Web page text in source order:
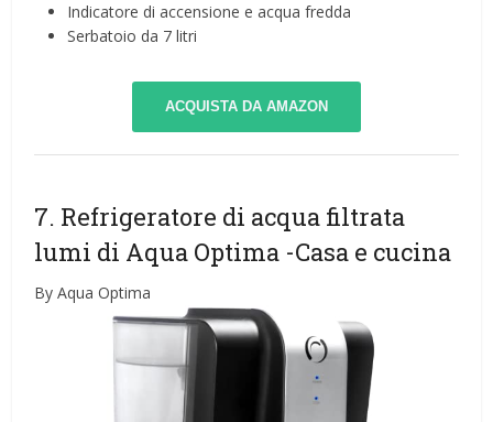
Indicatore di accensione e acqua fredda
Serbatoio da 7 litri
ACQUISTA DA AMAZON
7. Refrigeratore di acqua filtrata
lumi di Aqua Optima -Casa e cucina
By Aqua Optima